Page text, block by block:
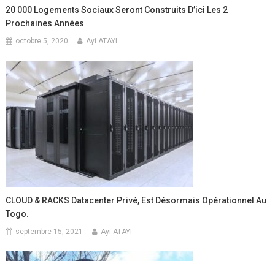
20 000 Logements Sociaux Seront Construits D’ici Les 2
Prochaines Années
octobre 5, 2020 Ayi ATAYI
CLOUD & RACKS Datacenter Privé, Est Désormais Opérationnel Au
Togo.
septembre 15, 2021 Ayi ATAYI